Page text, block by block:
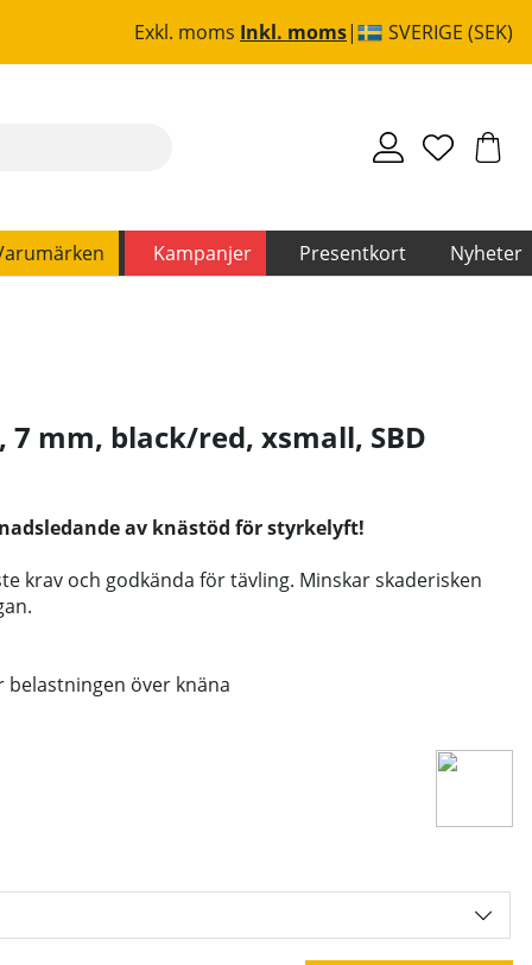
Exkl. moms Inkl. moms SVERIGE (SEK)
Kampanjer Presentkort Nyheter
7 mm, black/red, xsmall, SBD
av knästöd för styrkelyft!
krav och godkända för tävling. Minskar skaderisken
över knäna